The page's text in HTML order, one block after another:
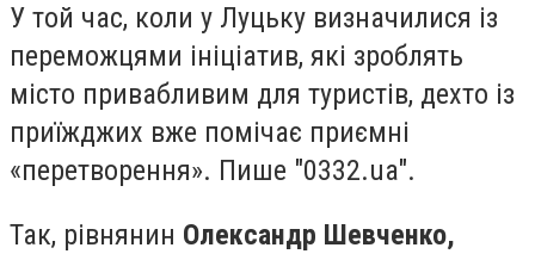
У той час, коли у Луцьку визначилися із
переможцями ініціатив, які зроблять
місто привабливим для туристів, дехто із
приїжджих вже помічає приємні
«перетворення». Пише "0332.ua".
Так, рівнянин Олександр Шевченко,